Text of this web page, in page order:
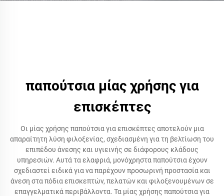
παπούτσια μίας χρήσης για
επισκέπτες
Οι μίας χρήσης παπούτσια για επισκέπτες αποτελούν μια
απαραίτητη λύση φιλοξενίας, σχεδιασμένη για τη βελτίωση του
επιπέδου άνεσης και υγιεινής σε διάφορους κλάδους
υπηρεσιών. Αυτά τα ελαφριά, μονόχρηστα παπούτσια έχουν
σχεδιαστεί ειδικά για να παρέχουν προσωρινή προστασία και
άνεση στα πόδια επισκεπτών, πελατών και φιλοξενουμένων σε
επαγγελματικά περιβάλλοντα. Τα μίας χρήσης παπούτσια για